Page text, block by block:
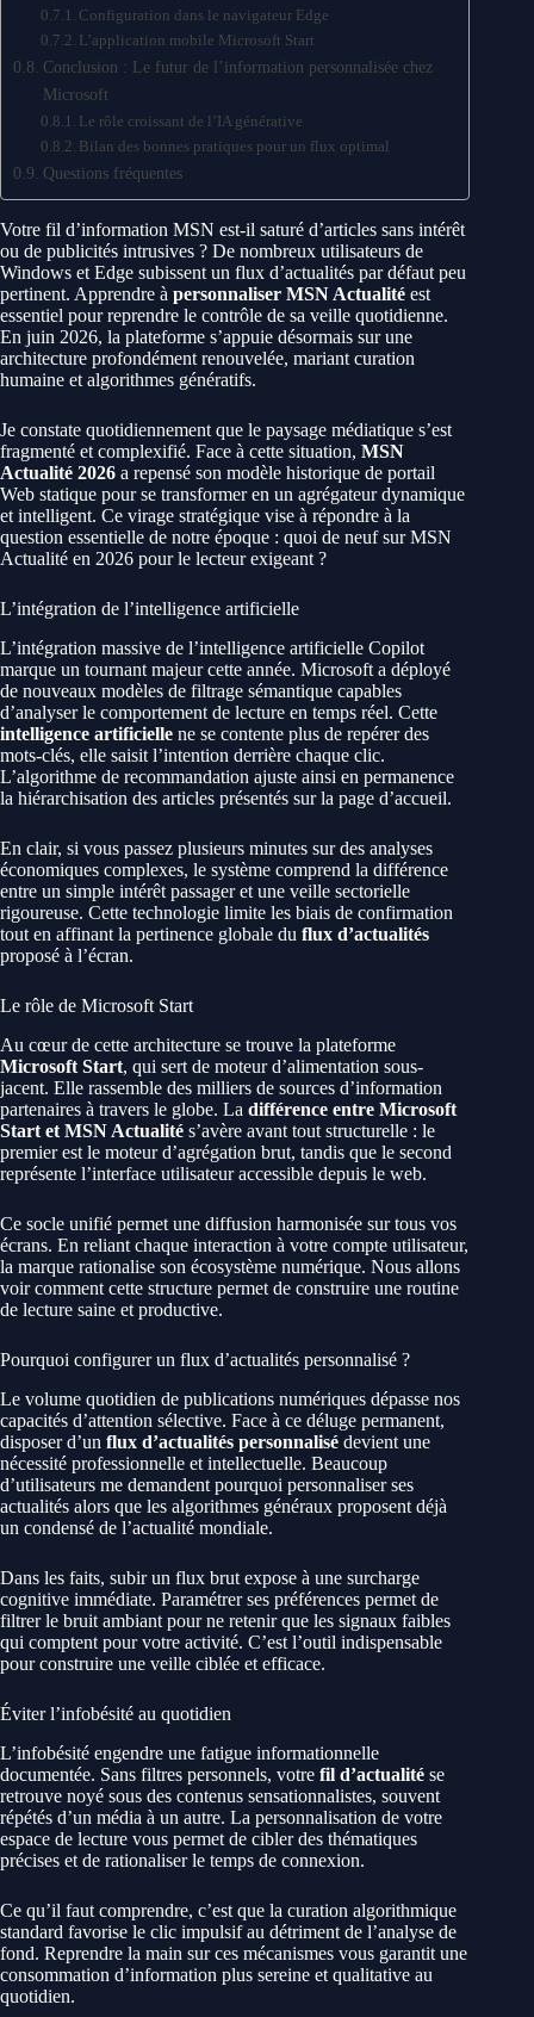
Configuration dans le navigateur Edge
L’application mobile Microsoft Start
Conclusion : Le futur de l’information personnalisée chez
Microsoft
Le rôle croissant de l’IA générative
Bilan des bonnes pratiques pour un flux optimal
Questions fréquentes
Votre fil d’information MSN est-il saturé d’articles sans intérêt
ou de publicités intrusives ? De nombreux utilisateurs de
Windows et Edge subissent un flux d’actualités par défaut peu
pertinent. Apprendre à personnaliser MSN Actualité est
essentiel pour reprendre le contrôle de sa veille quotidienne.
En juin 2026, la plateforme s’appuie désormais sur une
architecture profondément renouvelée, mariant curation
humaine et algorithmes génératifs.
Je constate quotidiennement que le paysage médiatique s’est
fragmenté et complexifié. Face à cette situation, MSN
Actualité 2026 a repensé son modèle historique de portail
Web statique pour se transformer en un agrégateur dynamique
et intelligent. Ce virage stratégique vise à répondre à la
question essentielle de notre époque : quoi de neuf sur MSN
Actualité en 2026 pour le lecteur exigeant ?
L’intégration de l’intelligence artificielle
L’intégration massive de l’intelligence artificielle Copilot
marque un tournant majeur cette année. Microsoft a déployé
de nouveaux modèles de filtrage sémantique capables
d’analyser le comportement de lecture en temps réel. Cette
intelligence artificielle ne se contente plus de repérer des
mots-clés, elle saisit l’intention derrière chaque clic.
L’algorithme de recommandation ajuste ainsi en permanence
la hiérarchisation des articles présentés sur la page d’accueil.
En clair, si vous passez plusieurs minutes sur des analyses
économiques complexes, le système comprend la différence
entre un simple intérêt passager et une veille sectorielle
rigoureuse. Cette technologie limite les biais de confirmation
tout en affinant la pertinence globale du flux d’actualités
proposé à l’écran.
Le rôle de Microsoft Start
Au cœur de cette architecture se trouve la plateforme
Microsoft Start, qui sert de moteur d’alimentation sous-
jacent. Elle rassemble des milliers de sources d’information
partenaires à travers le globe. La différence entre Microsoft
Start et MSN Actualité s’avère avant tout structurelle : le
premier est le moteur d’agrégation brut, tandis que le second
représente l’interface utilisateur accessible depuis le web.
Ce socle unifié permet une diffusion harmonisée sur tous vos
écrans. En reliant chaque interaction à votre compte utilisateur,
la marque rationalise son écosystème numérique. Nous allons
voir comment cette structure permet de construire une routine
de lecture saine et productive.
Pourquoi configurer un flux d’actualités personnalisé ?
Le volume quotidien de publications numériques dépasse nos
capacités d’attention sélective. Face à ce déluge permanent,
disposer d’un flux d’actualités personnalisé devient une
nécessité professionnelle et intellectuelle. Beaucoup
d’utilisateurs me demandent pourquoi personnaliser ses
actualités alors que les algorithmes généraux proposent déjà
un condensé de l’actualité mondiale.
Dans les faits, subir un flux brut expose à une surcharge
cognitive immédiate. Paramétrer ses préférences permet de
filtrer le bruit ambiant pour ne retenir que les signaux faibles
qui comptent pour votre activité. C’est l’outil indispensable
pour construire une veille ciblée et efficace.
Éviter l’infobésité au quotidien
L’infobésité engendre une fatigue informationnelle
documentée. Sans filtres personnels, votre fil d’actualité se
retrouve noyé sous des contenus sensationnalistes, souvent
répétés d’un média à un autre. La personnalisation de votre
espace de lecture vous permet de cibler des thématiques
précises et de rationaliser le temps de connexion.
Ce qu’il faut comprendre, c’est que la curation algorithmique
standard favorise le clic impulsif au détriment de l’analyse de
fond. Reprendre la main sur ces mécanismes vous garantit une
consommation d’information plus sereine et qualitative au
quotidien.